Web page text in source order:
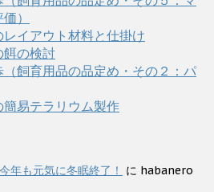
）
イアウト材料と仕掛け
餌の検討
飼育用品の品定め・その２：パ
易テラリウム製作
年も元気に冬眠終了！
に habanero